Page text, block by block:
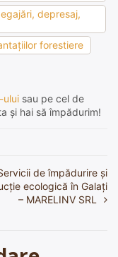
depresaj,
forestiere
ului sau pe cel de
și hai să împădurim!
de împădurire și
ecologică în Galați
– MARELINV SRL